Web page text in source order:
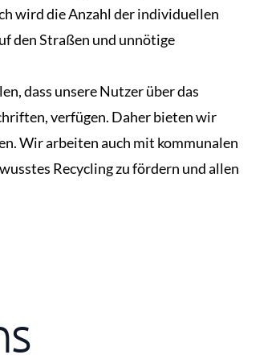
wird die Anzahl der individuellen
den Straßen und unnötige
dass unsere Nutzer über das
verfügen. Daher bieten wir
Wir arbeiten auch mit kommunalen
Recycling zu fördern und allen